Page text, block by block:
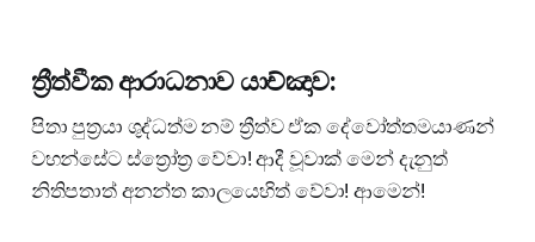
ත්‍රීත්වීක ආරාධනාව යාච්ඤාව:
පිතා පුත්‍රයා ශුද්ධත්ම නම් ත්‍රීත්ව ඒක දේවෝත්තමයාණන්
වහන්සේට ස්ත්‍රෝත්‍ර වේවා! ආදී වූවාක් මෙන් දැනුත්
නිතිපතාත් අනන්ත කාලයෙහිත් වේවා! ආමෙන්!